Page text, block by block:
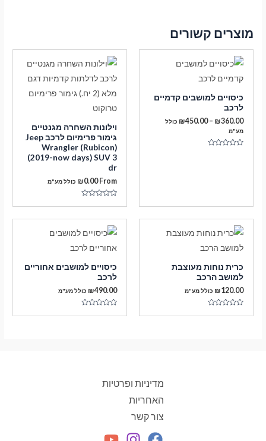
מוצרים קשורים
כיסויים למושבים קדמיים
לרכב
₪360.00
–
₪450.00
טווח
כולל
מע"מ
וילונות השחרה מגנטיים
גימור פרימיום לרכב Jeep
Wrangler (Rubicon)
(2019-now days) SUV 3
dr
From
₪0.00 כולל מע"מ
כרית נוחות מעוצבת
למושב הרכב
₪120.00 כולל מע"מ
כיסויים למושבים אחוריים
לרכב
₪490.00 כולל מע"מ
מדיניות ופרטיות
האחריות
צור קשר